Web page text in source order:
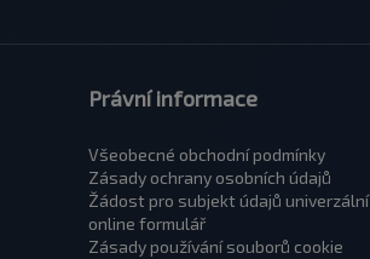
Právní informace
Všeobecné obchodní podmínky
Zásady ochrany osobních údajů
Žádost pro subjekt údajů univerzální
оnline formulář
Zásady používání souborů cookie